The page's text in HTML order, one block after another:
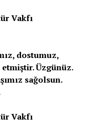
Vakfı
dostumuz,
Üzgünüz.
sağolsun.
Vakfı